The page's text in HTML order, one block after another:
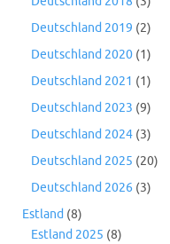
Deutschland 2019 (2)
Deutschland 2020 (1)
Deutschland 2021 (1)
Deutschland 2023 (9)
Deutschland 2024 (3)
Deutschland 2025 (20)
Deutschland 2026 (3)
Estland (8)
Estland 2025 (8)